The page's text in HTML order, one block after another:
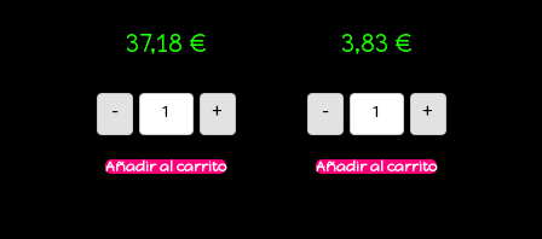
37,18 €
- +
Añadir al carrito
3,83 €
- +
Añadir al carrito